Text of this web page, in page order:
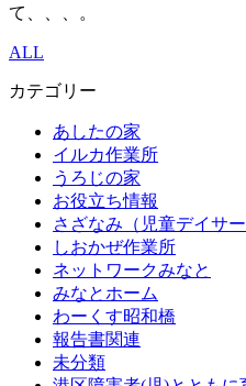
て、、、。
ALL
カテゴリー
あしたの家
イルカ作業所
うろじの家
お役立ち情報
さざなみ（児童デイサー
しおかぜ作業所
ネットワークみなと
みなとホーム
わーくす昭和橋
報告書関連
未分類